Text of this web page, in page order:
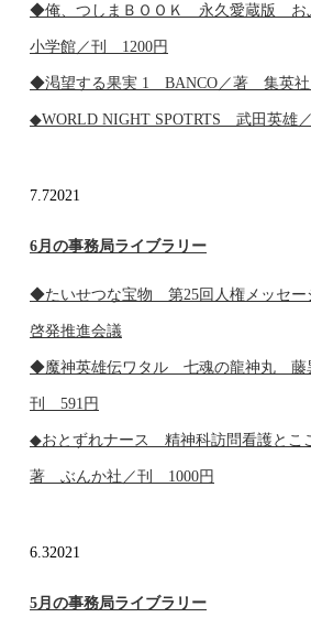
◆俺、つしまＢＯＯＫ 永久愛蔵版 お
小学館／刊 1200円
◆渇望する果実 1 BANCO／著 集英
◆WORLD NIGHT SPOTRTS 武田英雄
7.72021
6月の事務局ライブラリー
◆たいせつな宝物 第25回人権メッセ
啓発推進会議
◆魔神英雄伝ワタル 七魂の龍神丸 藤
刊 591円
◆おとずれナース 精神科訪問看護とこ
著 ぶんか社／刊 1000円
6.32021
5月の事務局ライブラリー